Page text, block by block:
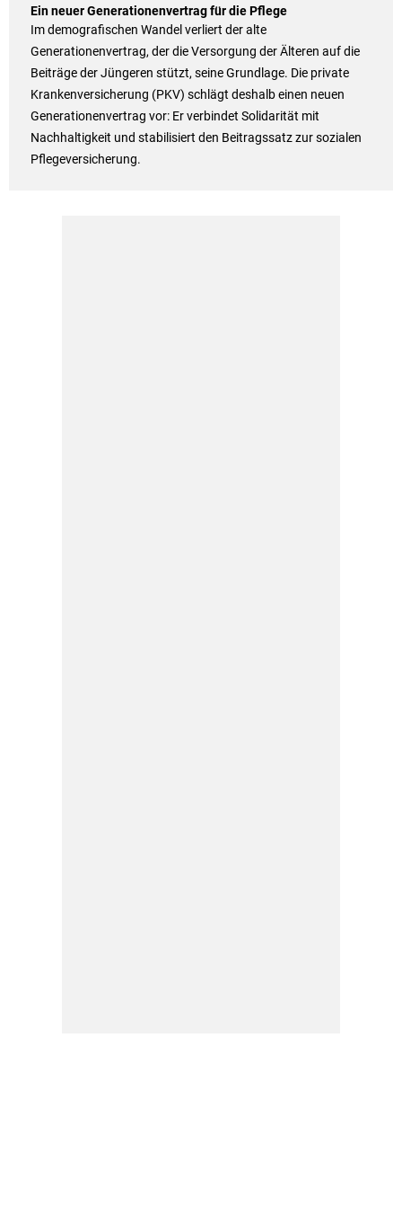
Ein neuer Generationenvertrag für die Pflege
Im demografischen Wandel verliert der alte
Generationenvertrag, der die Versorgung der Älteren auf die
Beiträge der Jüngeren stützt, seine Grundlage. Die private
Krankenversicherung (PKV) schlägt deshalb einen neuen
Generationenvertrag vor: Er verbindet Solidarität mit
Nachhaltigkeit und stabilisiert den Beitragssatz zur sozialen
Pflegeversicherung.